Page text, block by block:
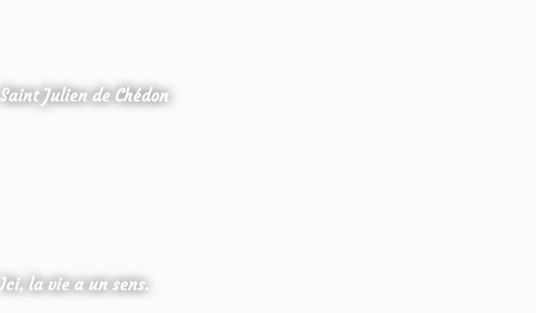
Saint Julien de Chédon
Ici, la vie a un sens.